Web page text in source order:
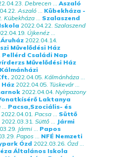
Debrecen ... Aszaló
Aszaló ... Kübekháza -
Kübekháza ... Szalaszend
2022.04.22. Szalaszend
Újkenéz ...
2022.04.14.
Művelődési Ház
Pellérd Családi Nap
Művelődési Ház
Kálmánházi
2022.04.05. Kálmánháza ...
Ház 2022.04.05. Tüskevár...
2022.04.04. Nyírpazony
Laktanya
... Pacsa,Szociális- és
2022.04.01. Pacsa ... Süttő
2022.03.31. Süttő ... Jármi
Jármi ... Papos
Papos ... NFÉ Nemzeti
Ózd 2022.03.26. Ózd...
Általános Iskola